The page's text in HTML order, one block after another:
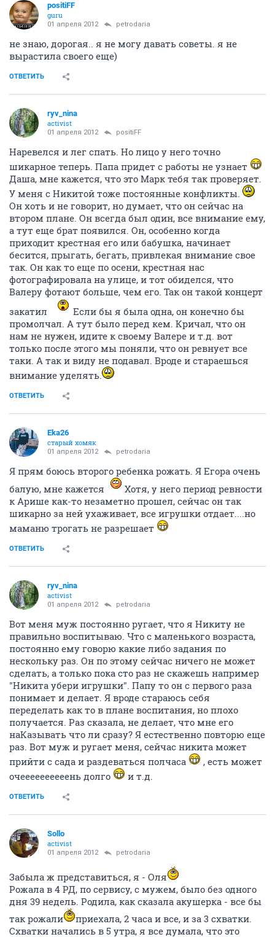
positiFF
guru
01 апреля 2012 petrodaria
не знаю, дорогая.. я не могу давать советы. я не
вырастила своего еще)
ОТВЕТИТЬ
ryv_nina
activist
01 апреля 2012 positiFF
Наревелся и лег спать. Но лицо у него точно
шикарное теперь. Папа придет с работы не узнает
Даша, мне кажется, что это Марк тебя так проверяет.
У меня с Никитой тоже постоянные конфликты.
Он хоть и не говорит, но думает, что он сейчас на
втором плане. Он всегда был один, все внимание ему,
а тут еще брат появился. Он, особенно когда
приходит крестная его или бабушка, начинает
бесится, прыгать, бегать, привлекая внимание свое
так. Он как то еще по осени, крестная нас
фотографировала на улице, и тот обиделся, что
Валеру фотают больше, чем его. Так он такой концерт
закатил
Если бы я была одна, он конечно бы
промолчал. А тут было перед кем. Кричал, что он
нам не нужен, идите к своему Валере и т.д. вот
только после этого мы поняли, что он ревнует все
таки. А так и виду не подавал. Вроде и стараешься
внимание уделять.
ОТВЕТИТЬ
Eka26
старый хомяк
01 апреля 2012 petrodaria
Я прям боюсь второго ребенка рожать. Я Егора очень
балую, мне кажется
Хотя, у него период ревности
к Арише как-то незаметно прошел, сейчас он так
шикарно за ней ухаживает, все игрушки отдает....но
маманю трогать не разрешает
ОТВЕТИТЬ
ryv_nina
activist
01 апреля 2012 petrodaria
Вот меня муж постоянно ругает, что я Никиту не
правильно воспитываю. Что с маленького возраста,
постоянно ему говорю какие либо задания по
нескольку раз. Он по этому сейчас ничего не может
сделать, а только пока сто раз не скажешь например
"Никита убери игрушки". Папу то он с первого раза
понимает и делает. Я вроде стараюсь себя
переделать как то в плане воспитания, но плохо
получается. Раз сказала, не делает, что мне его
наКазывать что ли сразу? Я естественно повторю еще
раз. Вот муж и ругает меня, сейчас никита может
прийти с сада и раздеваться полчаса
, есть может
очеееееееееень долго
и т.д.
ОТВЕТИТЬ
Sollo
activist
01 апреля 2012 petrodaria
Забыла ж представиться, я - Оля
Рожала в 4 РД, по сервису, с мужем, было без одного
дня 39 недель. Родила, как сказала акушерка - все бы
так рожали
приехала, 2 часа и все, и за 3 схватки.
Схватки начались в 5 утра, я все думала, что это